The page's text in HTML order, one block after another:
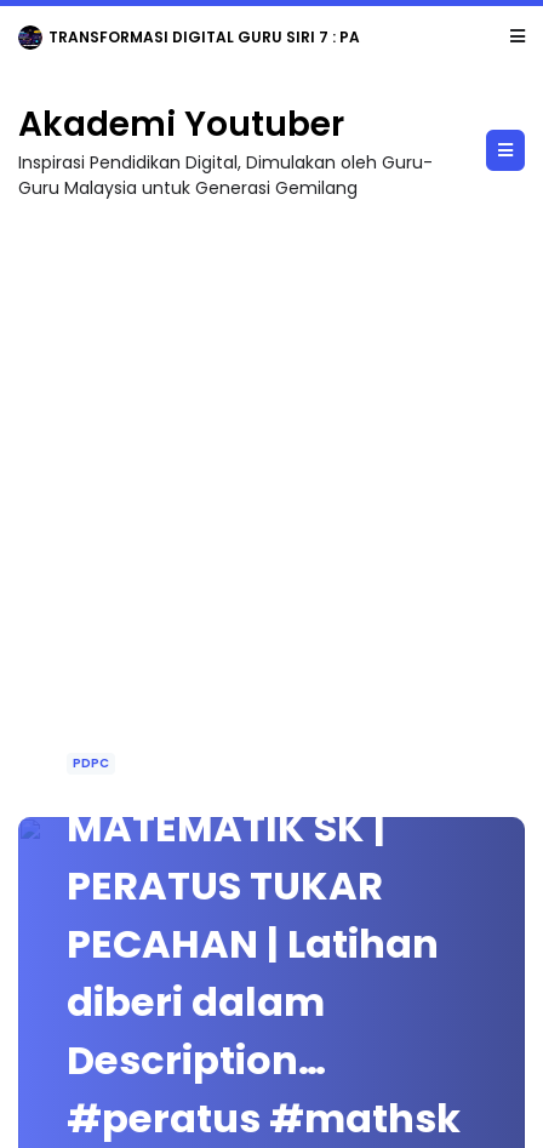
TRANSFORMASI DIGITAL GURU SIRI 7 : PAHLAWAN DIGITAL PENYELAMAT DUNIA
Akademi Youtuber
Inspirasi Pendidikan Digital, Dimulakan oleh Guru-
Guru Malaysia untuk Generasi Gemilang
PDPC
MATEMATIK SK |
PERATUS TUKAR
PECAHAN | Latihan
diberi dalam
Description…
#peratus #mathsk